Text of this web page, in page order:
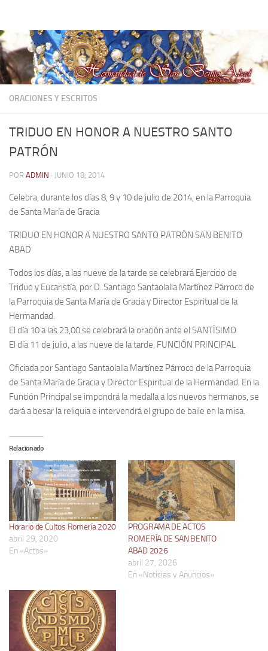
ORACIONES Y ESCRITOS
TRIDUO EN HONOR A NUESTRO SANTO
PATRÓN
POR ADMIN · JUNIO 18, 2014
Celebra, durante los días 8, 9 y 10 de julio de 2014, en la Parroquia
de Santa María de Gracia
TRIDUO EN HONOR A NUESTRO SANTO PATRÓN SAN BENITO
ABAD
Todos los días, a las nueve de la tarde se celebrará Ejercicio de
Triduo y Eucaristía, por D. Santiago Santaolalla Martínez Párroco de
la Parroquia de Santa María de Gracia y Director Espiritual de la
Hermandad.
El día 10 a las 23,00 se celebrará la oración ante el SANTÍSIMO
El día 11 de julio, a las nueve de la tarde, FUNCIÓN PRINCIPAL
Oficiada por Santiago Santaolalla Martínez Párroco de la Parroquia
de Santa María de Gracia y Director Espiritual de la Hermandad. En la
Función Principal se impondrá la medalla a los nuevos hermanos, se
dará a besar la reliquia e intervendrá el grupo de baile en la misa.
Relacionado
Horario de Cultos Romería 2020
abril 29, 2020
En «Actos»
PROGRAMA DE ACTOS
ROMERÍA DE SAN BENITO
ABAD 2026
abril 27, 2026
En «Noticias y Anuncios»